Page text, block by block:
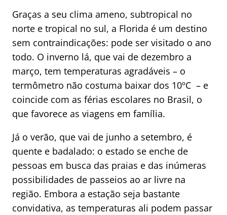
Graças a seu clima ameno, subtropical no
norte e tropical no sul, a Florida é um destino
sem contraindicações: pode ser visitado o ano
todo. O inverno lá, que vai de dezembro a
março, tem temperaturas agradáveis – o
termômetro não costuma baixar dos 10ºC – e
coincide com as férias escolares no Brasil, o
que favorece as viagens em família.
Já o verão, que vai de junho a setembro, é
quente e badalado: o estado se enche de
pessoas em busca das praias e das inúmeras
possibilidades de passeios ao ar livre na
região. Embora a estação seja bastante
convidativa, as temperaturas ali podem passar